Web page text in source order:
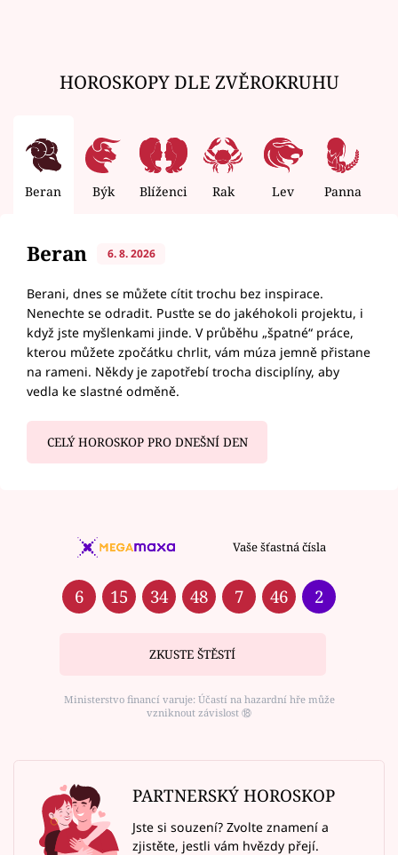
HOROSKOPY DLE ZVĚROKRUHU
Beran Býk Blíženci Rak Lev Panna
Beran 6. 8. 2026
Berani, dnes se můžete cítit trochu bez inspirace.
Nenechte se odradit. Pusťte se do jakéhokoli projektu, i
když jste myšlenkami jinde. V průběhu „špatné“ práce,
kterou můžete zpočátku chrlit, vám múza jemně přistane
na rameni. Někdy je zapotřebí trocha disciplíny, aby
vedla ke slastné odměně.
CELÝ HOROSKOP PRO DNEŠNÍ DEN
Vaše šťastná čísla
6 15 34 48 7 46 2
ZKUSTE ŠTĚSTÍ
Ministerstvo financí varuje: Účastí na hazardní hře může
vzniknout závislost ⑱
PARTNERSKÝ HOROSKOP
Jste si souzení? Zvolte znamení a
zjistěte, jestli vám hvězdy přejí.